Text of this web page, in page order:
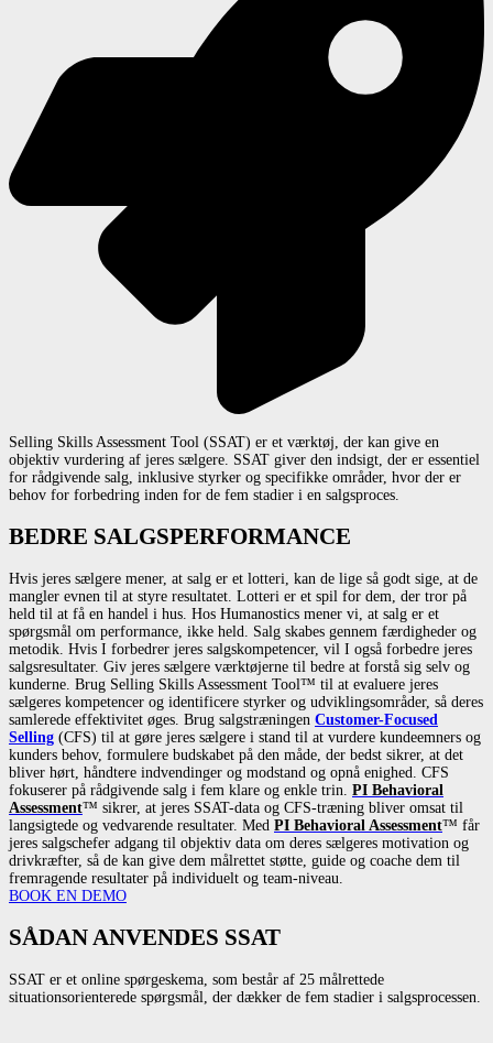
Selling Skills Assessment Tool (SSAT) er et værktøj, der kan give en
objektiv vurdering af jeres sælgere. SSAT giver den indsigt, der er essentiel
for rådgivende salg, inklusive styrker og specifikke områder, hvor der er
behov for forbedring inden for de fem stadier i en salgsproces.
BEDRE SALGSPERFORMANCE
Hvis jeres sælgere mener, at salg er et lotteri, kan de lige så godt sige, at de
mangler evnen til at styre resultatet. Lotteri er et spil for dem, der tror på
held til at få en handel i hus. Hos Humanostics mener vi, at salg er et
spørgsmål om performance, ikke held. Salg skabes gennem færdigheder og
metodik. Hvis I forbedrer jeres salgskompetencer, vil I også forbedre jeres
salgsresultater. Giv jeres sælgere værktøjerne til bedre at forstå sig selv og
kunderne. Brug Selling Skills Assessment Tool™ til at evaluere jeres
sælgeres kompetencer og identificere styrker og udviklingsområder, så deres
samlerede effektivitet øges. Brug salgstræningen Customer-Focused
Selling (CFS) til at gøre jeres sælgere i stand til at vurdere kundeemners og
kunders behov, formulere budskabet på den måde, der bedst sikrer, at det
bliver hørt, håndtere indvendinger og modstand og opnå enighed. CFS
fokuserer på rådgivende salg i fem klare og enkle trin. PI Behavioral
Assessment™ sikrer, at jeres SSAT-data og CFS-træning bliver omsat til
langsigtede og vedvarende resultater. Med PI Behavioral Assessment™ får
jeres salgschefer adgang til objektiv data om deres sælgeres motivation og
drivkræfter, så de kan give dem målrettet støtte, guide og coache dem til
fremragende resultater på individuelt og team-niveau.
BOOK EN DEMO
SÅDAN ANVENDES SSAT
SSAT er et online spørgeskema, som består af 25 målrettede
situationsorienterede spørgsmål, der dækker de fem stadier i salgsprocessen.